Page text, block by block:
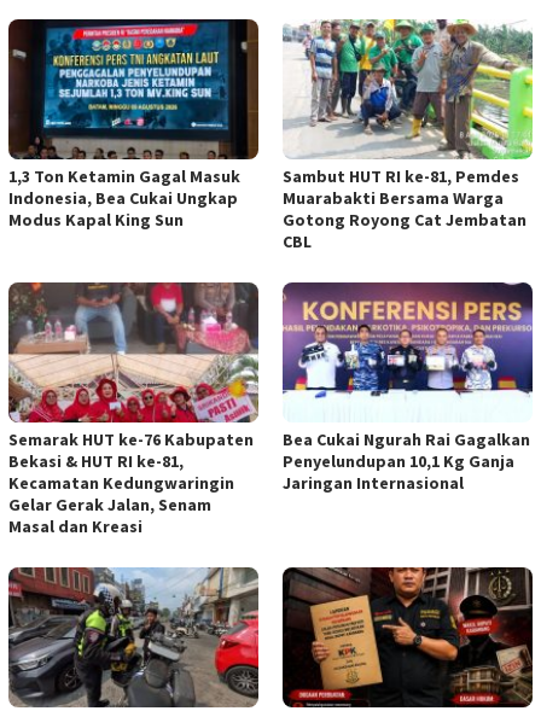
1,3 Ton Ketamin Gagal Masuk
Indonesia, Bea Cukai Ungkap
Modus Kapal King Sun
Sambut HUT RI ke-81, Pemdes
Muarabakti Bersama Warga
Gotong Royong Cat Jembatan
CBL
Semarak HUT ke-76 Kabupaten
Bekasi & HUT RI ke-81,
Kecamatan Kedungwaringin
Gelar Gerak Jalan, Senam
Masal dan Kreasi
Bea Cukai Ngurah Rai Gagalkan
Penyelundupan 10,1 Kg Ganja
Jaringan Internasional